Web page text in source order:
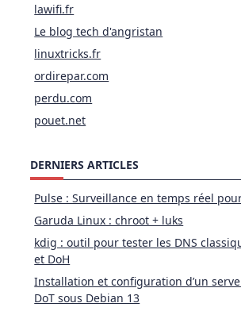
lawifi.fr
Le blog tech d'angristan
linuxtricks.fr
ordirepar.com
perdu.com
pouet.net
DERNIERS ARTICLES
Pulse : Surveillance en temps réel
Garuda Linux : chroot + luks
kdig : outil pour tester les DNS
et DoH
Installation et configuration d’un
DoT sous Debian 13